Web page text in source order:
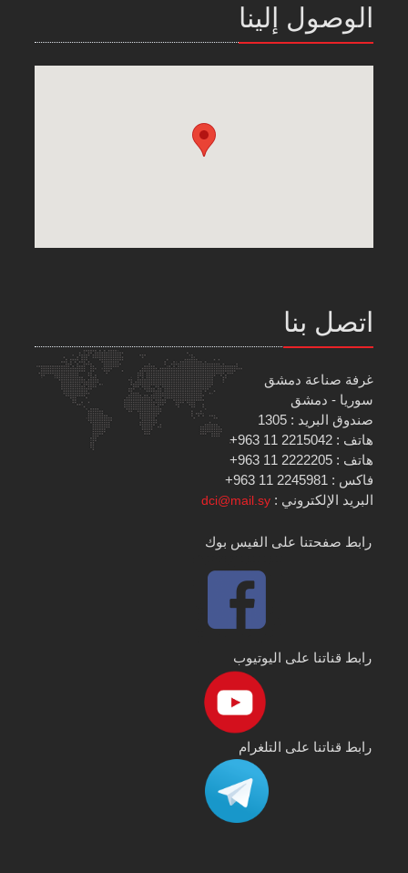
الوصول إلينا
اتصل بنا
غرفة صناعة دمشق
سوريا - دمشق
صندوق البريد : 1305
هاتف : 2215042 11 963+
هاتف : 2222205 11 963+
فاكس : 2245981 11 963+
البريد الإلكتروني :dci@mail.sy
رابط صفحتنا على الفيس بوك
رابط قناتنا على اليوتيوب
رابط قناتنا على التلغرام